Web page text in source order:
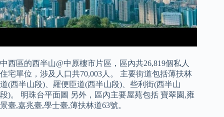
中西區的西半山@中原樓市片區，區內共26,819個私人
住宅單位，涉及人口共70,003人。 主要街道包括薄扶林
道(西半山段)、羅便臣道(西半山段)、些利街(西半山
段)。 明珠台平面圖 另外，區內主要屋苑包括 寶翠園,雍
景臺,嘉兆臺,學士臺,薄扶林道63號。